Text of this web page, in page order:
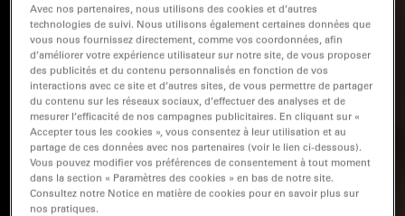
Avec nos partenaires, nous utilisons des cookies et d’autres
technologies de suivi. Nous utilisons également certaines données que
vous nous fournissez directement, comme vos coordonnées, afin
d’améliorer votre expérience utilisateur sur notre site, de vous proposer
des publicités et du contenu personnalisés en fonction de vos
interactions avec ce site et d’autres sites, de vous permettre de partager
du contenu sur les réseaux sociaux, d’effectuer des analyses et de
mesurer l’efficacité de nos campagnes publicitaires. En cliquant sur «
Accepter tous les cookies », vous consentez à leur utilisation et au
partage de ces données avec nos partenaires (voir le lien ci-dessous).
Vous pouvez modifier vos préférences de consentement à tout moment
dans la section « Paramètres des cookies » en bas de notre site.
Consultez notre Notice en matière de cookies pour en savoir plus sur
nos pratiques.